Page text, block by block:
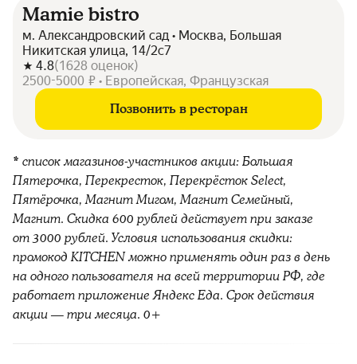
Mamie bistro
м. Александровский сад • Москва, Большая
Никитская улица, 14/2с7
4.8(1628 оценок)
2500-5000 ₽ • Европейская, Французская
Позвонить в ресторан
* список магазинов-участников акции: Большая
Пятерочка, Перекресток, Перекрёсток Select,
Пятёрочка, Магнит Мигом, Магнит Семейный,
Магнит. Скидка 600 рублей действует при заказе
от 3000 рублей. Условия использования скидки:
промокод KITCHEN можно применять один раз в день
на одного пользователя на всей территории РФ, где
работает приложение Яндекс Еда. Срок действия
акции — три месяца. 0+